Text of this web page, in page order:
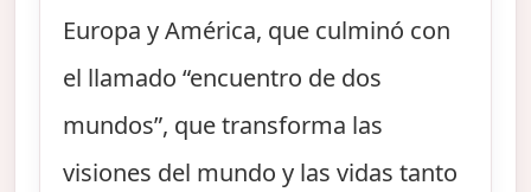
Europa y América, que culminó con
el llamado “encuentro de dos
mundos”, que transforma las
visiones del mundo y las vidas tanto